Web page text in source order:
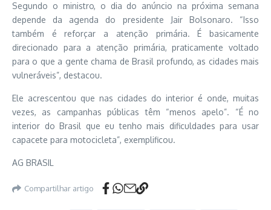
Segundo o ministro, o dia do anúncio na próxima semana
depende da agenda do presidente Jair Bolsonaro. “Isso
também é reforçar a atenção primária. É basicamente
direcionado para a atenção primária, praticamente voltado
para o que a gente chama de Brasil profundo, as cidades mais
vulneráveis”, destacou.
Ele acrescentou que nas cidades do interior é onde, muitas
vezes, as campanhas públicas têm “menos apelo”. “É no
interior do Brasil que eu tenho mais dificuldades para usar
capacete para motocicleta”, exemplificou.
AG BRASIL
Compartilhar artigo